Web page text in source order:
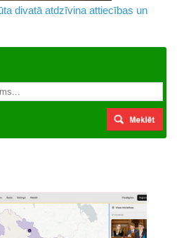
divatā atdzīvina attiecības un